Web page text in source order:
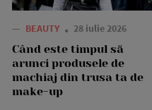
— BEAUTY 28 iulie 2026
Când este timpul să
arunci produsele de
machiaj din trusa ta de
make-up